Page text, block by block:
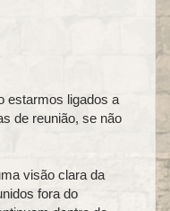
estarmos ligados a
de reunião, se não
visão clara da
fora do